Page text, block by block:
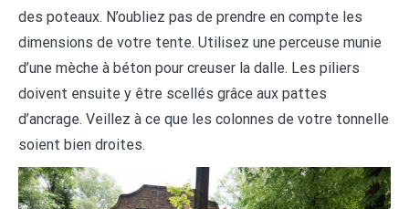
des poteaux. N’oubliez pas de prendre en compte les
dimensions de votre tente. Utilisez une perceuse munie
d’une mèche à béton pour creuser la dalle. Les piliers
doivent ensuite y être scellés grâce aux pattes
d’ancrage. Veillez à ce que les colonnes de votre tonnelle
soient bien droites.